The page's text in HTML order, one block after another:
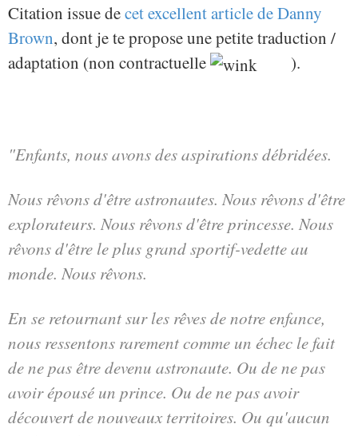
Citation issue decet excellent article de Danny
Brown, dont je te propose une petite traduction /
adaptation (non contractuelle
).
"Enfants, nous avons des aspirations débridées.
Nous rêvons d'être astronautes. Nous rêvons d'être
explorateurs. Nous rêvons d'être princesse. Nous
rêvons d'être le plus grand sportif-vedette au
monde. Nous rêvons.
En se retournant sur les rêves de notre enfance,
nous ressentons rarement comme un échec le fait
de ne pas être devenu astronaute. Ou de ne pas
avoir épousé un prince. Ou de ne pas avoir
découvert de nouveaux territoires. Ou qu'aucun